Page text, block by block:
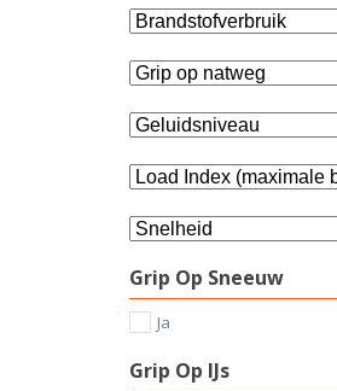
Grip Op Sneeuw
Ja
Grip Op IJs